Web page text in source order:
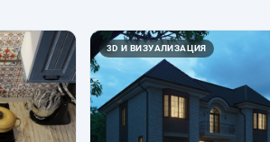
3D И ВИЗУАЛИЗАЦИЯ